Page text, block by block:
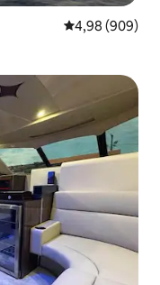
4,98 de uma
4,98 (909)